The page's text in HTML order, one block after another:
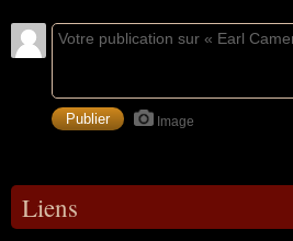
Image
Liens